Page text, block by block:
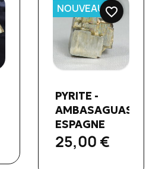
rapide
PYRITE -
AMBASAGUAS,
ESPAGNE
25,00 €
NOUVEAU favorite_border